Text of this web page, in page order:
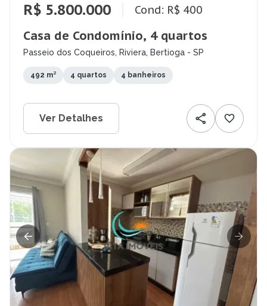
R$ 5.800.000 Cond: R$ 400
Casa de Condomínio, 4 quartos
Passeio dos Coqueiros, Riviera, Bertioga - SP
492 m² 4 quartos 4 banheiros
Ver Detalhes